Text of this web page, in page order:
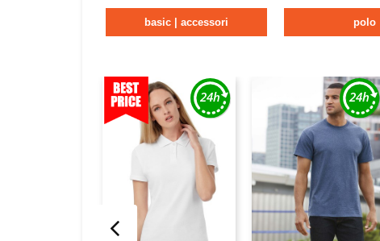
basic | accessori polo